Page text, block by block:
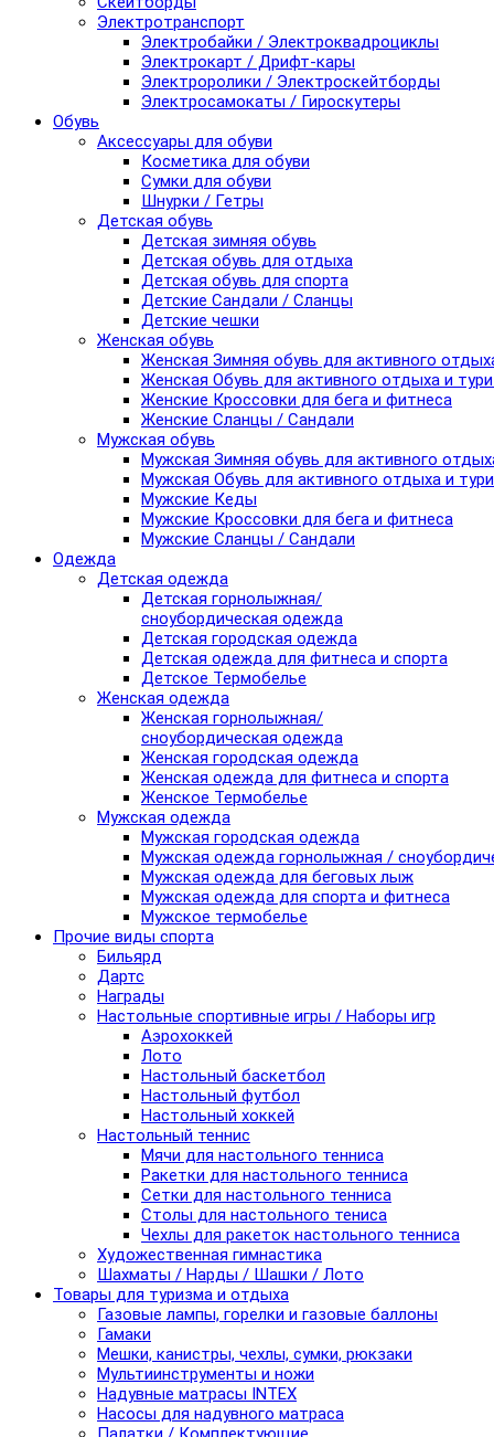
Электротранспорт
Электробайки / Электроквадроциклы
Электрокарт / Дрифт-кары
Электроролики / Электроскейтборды
Электросамокаты / Гироскутеры
Обувь
Аксессуары для обуви
Косметика для обуви
Сумки для обуви
Шнурки / Гетры
Детская обувь
Детская зимняя обувь
Детская обувь для отдыха
Детская обувь для спорта
Детские Сандали / Сланцы
Детские чешки
Женская обувь
Женская Зимняя обувь для активного
Женская Обувь для активного отдыха и
Женские Кроссовки для бега и фитнеса
Женские Сланцы / Сандали
Мужская обувь
Мужская Зимняя обувь для активного
Мужская Обувь для активного отдыха и
Мужские Кеды
Мужские Кроссовки для бега и фитнеса
Мужские Сланцы / Сандали
Одежда
Детская одежда
Детская горнолыжная/
сноубордическая одежда
Детская городская одежда
Детская одежда для фитнеса и спорта
Детское Термобелье
Женская одежда
Женская горнолыжная/
сноубордическая одежда
Женская городская одежда
Женская одежда для фитнеса и спорта
Женское Термобелье
Мужская одежда
Мужская городская одежда
Мужская одежда горнолыжная /
Мужская одежда для беговых лыж
Мужская одежда для спорта и фитнеса
Мужское термобелье
Прочие виды спорта
Бильярд
Дартс
Награды
Настольные спортивные игры / Наборы игр
Аэрохоккей
Лото
Настольный баскетбол
Настольный футбол
Настольный хоккей
Настольный теннис
Мячи для настольного тенниса
Ракетки для настольного тенниса
Сетки для настольного тенниса
Столы для настольного тениса
Чехлы для ракеток настольного тенниса
Художественная гимнастика
Шахматы / Нарды / Шашки / Лото
Товары для туризма и отдыха
Газовые лампы, горелки и газовые баллоны
Гамаки
Мешки, канистры, чехлы, сумки, рюкзаки
Мультиинструменты и ножи
Надувные матрасы INTEX
Насосы для надувного матраса